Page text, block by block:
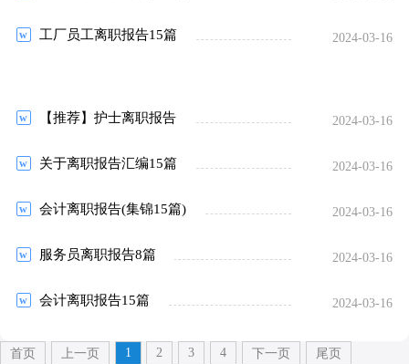
工厂员工离职报告15篇 2024-03-16
【推荐】护士离职报告 2024-03-16
关于离职报告汇编15篇 2024-03-16
会计离职报告(集锦15篇) 2024-03-16
服务员离职报告8篇 2024-03-16
会计离职报告15篇 2024-03-16
首页 上一页 1 2 3 4 下一页 尾页